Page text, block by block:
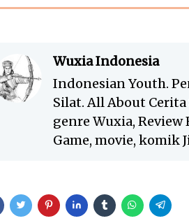
Wuxia Indonesia
Indonesian Youth.
Silat. All About
genre Wuxia,
Game, movie, komik